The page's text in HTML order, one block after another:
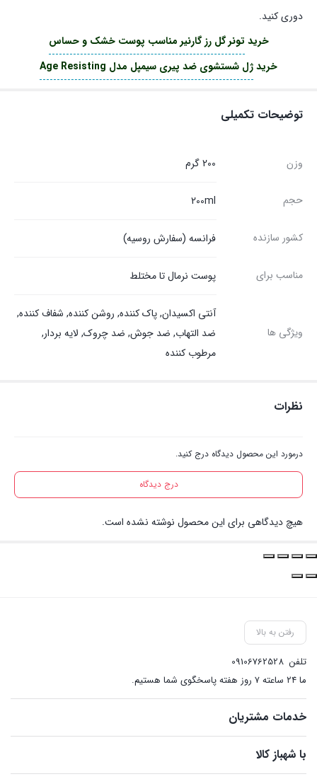
دوری کنید.
خرید تونر گل رز گارنیر مناسب پوست خشک و حساس
خریدژل شستشوی ضد پیری سیمپل مدل Age Resisting
توضیحات تکمیلی
وزن 200 گرم
حجم 200ml
کشور سازنده فرانسه (سفارش روسیه)
مناسب برای پوست نرمال تا مختلط
ویژگی ها
آنتی اکسیدان, پاک کننده, روشن کننده, شفاف کننده,
ضد التهاب, ضد جوش, ضد چروک, لایه بردار,
مرطوب کننده
نظرات
درمورد این محصول دیدگاه درج کنید.
درج دیدگاه
هیچ دیدگاهی برای این محصول نوشته نشده است.
رفتن به بالا
تلفن 09106762528
ما ۲۴ ساعته ۷ روز هفته پاسخگوی شما هستیم.
خدمات مشتریان
با شهباز کالا